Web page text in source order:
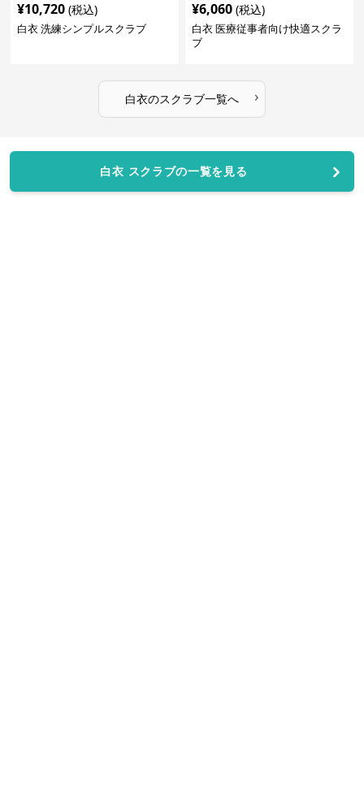
¥10,720 (税込)
白衣 洗練シンプルスクラブ
¥6,060 (税込)
白衣 医療従事者向け快適スクラ
ブ
白衣のスクラブ一覧へ ›
白衣 スクラブの一覧を見る